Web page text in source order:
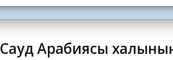
Сауд Арабиясы